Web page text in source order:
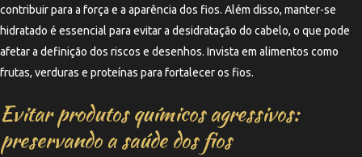
contribuir para a força e a aparência dos fios. Além disso, manter-se
hidratado é essencial para evitar a desidratação do cabelo, o que pode
afetar a definição dos riscos e desenhos. Invista em alimentos como
frutas, verduras e proteínas para fortalecer os fios.
Evitar produtos químicos agressivos:
preservando a saúde dos fios